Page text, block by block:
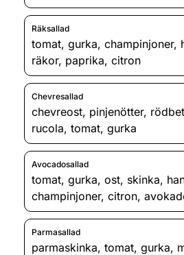
Räksallad
tomat, gurka, champinjoner,
räkor, paprika, citron
Chevresallad
chevreost, pinjenötter,
rucola, tomat, gurka
Avocadosallad
tomat, gurka, ost, skinka,
champinjoner, citron,
Parmasallad
parmaskinka, tomat, gurka,